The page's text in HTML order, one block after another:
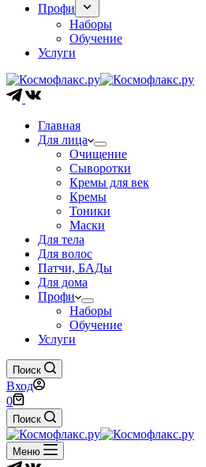
Профи
Наборы
Обучение
Услуги
Главная
Для лица
Очищение
Сыворотки
Кремы для век
Кремы
Тоники
Маски
Для тела
Для волос
Патчи, БАДы
Для дома
Профи
Наборы
Обучение
Услуги
Поиск
Вход
Корзина
0
Поиск
Меню